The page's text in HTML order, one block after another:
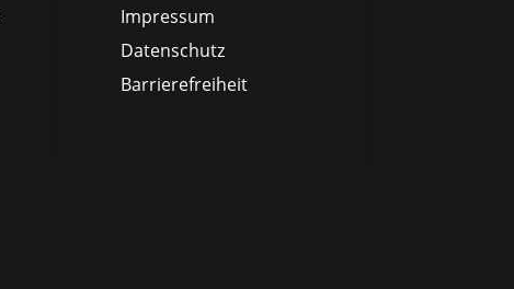
Impressum
Datenschutz
Barrierefreiheit